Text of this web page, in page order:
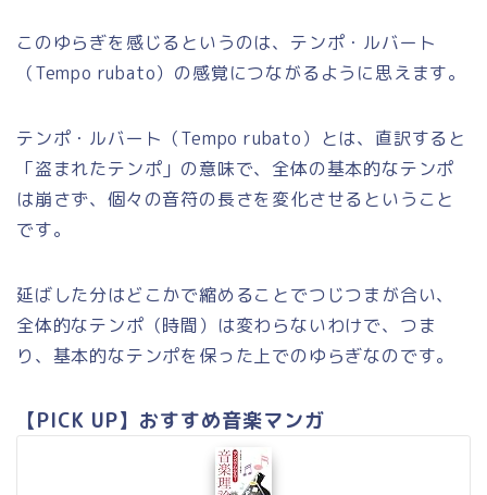
このゆらぎを感じるというのは、テンポ・ルバート
（Tempo rubato）の感覚につながるように思えます。
テンポ・ルバート（Tempo rubato）とは、直訳すると
「盗まれたテンポ」の意味で、全体の基本的なテンポ
は崩さず、個々の音符の長さを変化させるということ
です。
延ばした分はどこかで縮めることでつじつまが合い、
全体的なテンポ（時間）は変わらないわけで、つま
り、基本的なテンポを保った上でのゆらぎなのです。
【PICK UP】おすすめ音楽マンガ